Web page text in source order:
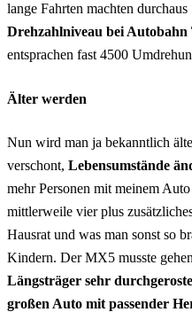
lange Fahrten machten
Drehzahlniveau bei Autobahn
entsprachen fast 4500
Älter werden
Nun wird man ja bekanntlich
verschont, Lebensumstände
mehr Personen mit meinem
mittlerweile vier plus
Hausrat und was man sonst so
Kindern. Der MX5 musste
Längsträger sehr
großen Auto mit passender